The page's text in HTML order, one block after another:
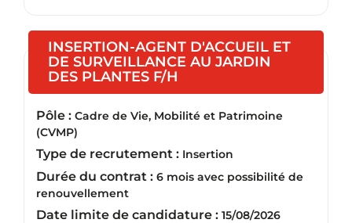
INSERTION-AGENT D'ACCUEIL ET
DE SURVEILLANCE AU JARDIN
DES PLANTES F/H
Pôle : Cadre de Vie, Mobilité et Patrimoine
(CVMP)
Type de recrutement : Insertion
Durée du contrat : 6 mois avec possibilité de
renouvellement
Date limite de candidature : 15/08/2026